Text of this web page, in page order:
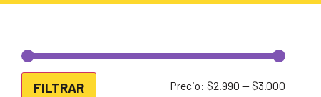
FILTRAR Precio: $2.990 —$3.000